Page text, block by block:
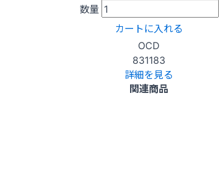
数量
カートに入れる
OCD
831183
詳細を見る
関連商品